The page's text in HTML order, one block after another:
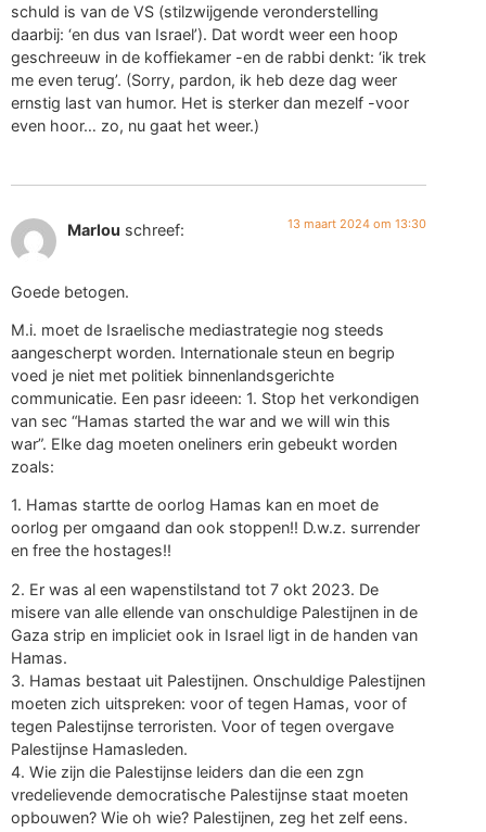
schuld is van de VS (stilzwijgende veronderstelling
daarbij: ‘en dus van Israel’). Dat wordt weer een hoop
geschreeuw in de koffiekamer -en de rabbi denkt: ‘ik trek
me even terug’. (Sorry, pardon, ik heb deze dag weer
ernstig last van humor. Het is sterker dan mezelf -voor
even hoor… zo, nu gaat het weer.)
Marlou schreef: 13 maart 2024 om 13:30
Goede betogen.
M.i. moet de Israelische mediastrategie nog steeds
aangescherpt worden. Internationale steun en begrip
voed je niet met politiek binnenlandsgerichte
communicatie. Een pasr ideeen: 1. Stop het verkondigen
van sec “Hamas started the war and we will win this
war”. Elke dag moeten oneliners erin gebeukt worden
zoals:
1. Hamas startte de oorlog Hamas kan en moet de
oorlog per omgaand dan ook stoppen!! D.w.z. surrender
en free the hostages!!
2. Er was al een wapenstilstand tot 7 okt 2023. De
misere van alle ellende van onschuldige Palestijnen in de
Gaza strip en impliciet ook in Israel ligt in de handen van
Hamas.
3. Hamas bestaat uit Palestijnen. Onschuldige Palestijnen
moeten zich uitspreken: voor of tegen Hamas, voor of
tegen Palestijnse terroristen. Voor of tegen overgave
Palestijnse Hamasleden.
4. Wie zijn die Palestijnse leiders dan die een zgn
vredelievende democratische Palestijnse staat moeten
opbouwen? Wie oh wie? Palestijnen, zeg het zelf eens.